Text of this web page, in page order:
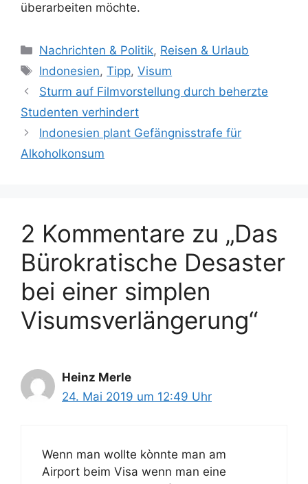
überarbeiten möchte.
K
a
e
g
o
r
Nachrichten & Politik, Reisen & Urlaub
S
c
l
a
g
e
r
Indonesien,Tipp,Visum
Sturm auf Filmvorstellung durch beherzte
Studenten verhindert
Indonesien plant Gefängnisstrafe für
Alkoholkonsum
2 Kommentare zu „Das
Bürokratische Desaster
bei einer simplen
Visumsverlängerung“
Heinz Merle
24. Mai 2019 um 12:49 Uhr
Wenn man wollte kònnte man am
Airport beim Visa wenn man eine